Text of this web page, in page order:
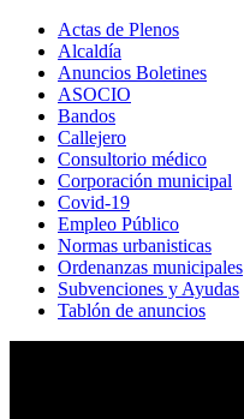
Actas de Plenos
Alcaldía
Anuncios Boletines
ASOCIO
Bandos
Callejero
Consultorio médico
Corporación municipal
Covid-19
Empleo Público
Normas urbanisticas
Ordenanzas municipales
Subvenciones y Ayudas
Tablón de anuncios